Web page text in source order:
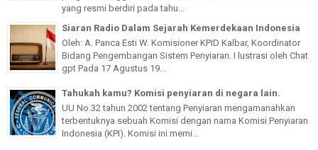
yang resmi berdiri pada tahu...
Siaran Radio Dalam Sejarah Kemerdekaan Indonesia
Oleh: A. Panca Esti W. Komisioner KPID Kalbar, Koordinator
Bidang Pengembangan Sistem Penyiaran. I lustrasi oleh Chat
gpt Pada 17 Agustus 19...
Tahukah kamu? Komisi penyiaran di negara lain.
UU No.32 tahun 2002 tentang Penyiaran mengamanahkan
terbentuknya sebuah Komisi dengan nama Komisi Penyiaran
Indonesia (KPI). Komisi ini memi...